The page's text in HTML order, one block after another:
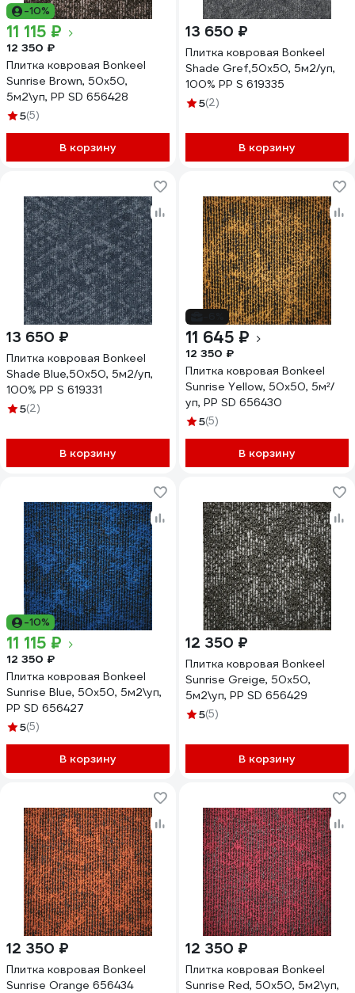
-10%
11 115 ₽
12 350 ₽
Плитка ковровая Bonkeel
Sunrise Brown, 50x50,
5м2\уп, PP SD 656428
5(5)
В корзину
13 650 ₽
Плитка ковровая Bonkeel
Shade Gref,50x50, 5м2/уп,
100% PP S 619335
5(2)
В корзину
13 650 ₽
Плитка ковровая Bonkeel
Shade Blue,50x50, 5м2/уп,
100% PP S 619331
5(2)
В корзину
11 645 ₽
12 350 ₽
Плитка ковровая Bonkeel
Sunrise Yellow, 50x50, 5м²/
уп, PP SD 656430
5(5)
В корзину
-10%
11 115 ₽
12 350 ₽
Плитка ковровая Bonkeel
Sunrise Blue, 50x50, 5м2\уп,
PP SD 656427
5(5)
В корзину
12 350 ₽
Плитка ковровая Bonkeel
Sunrise Greige, 50x50,
5м2\уп, PP SD 656429
5(5)
В корзину
12 350 ₽
Плитка ковровая Bonkeel
Sunrise Orange 656434
12 350 ₽
Плитка ковровая Bonkeel
Sunrise Red, 50x50, 5м2\уп,